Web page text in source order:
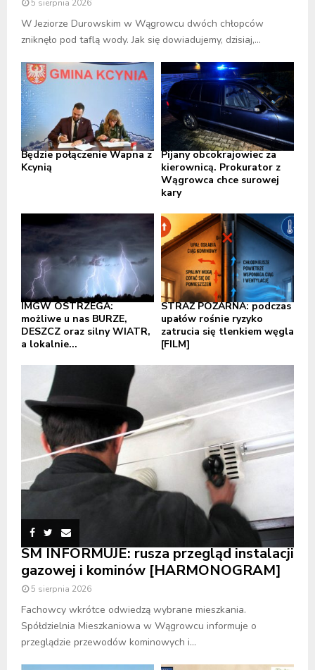
5 sierpnia 2026
W Jeziorze Durowskim w Wągrowcu dwóch chłopców
zniknęło pod taflą wody. Jak się dowiadujemy, dzisiaj,...
Będzie połączenie Wapna z
Kcynią
Pijany obcokrajowiec za
kierownicą. Prokurator z
Wągrowca chce surowej
kary
IMGW OSTRZEGA:
możliwe u nas BURZE,
DESZCZ oraz silny WIATR,
a lokalnie...
STRAŻ POŻARNA: podczas
upałów rośnie ryzyko
zatrucia się tlenkiem węgla
[FILM]
SM INFORMUJE: rusza przegląd instalacji
gazowej i kominów [HARMONOGRAM]
5 sierpnia 2026
Fachowcy wkrótce odwiedzą wybrane mieszkania.
Spółdzielnia Mieszkaniowa w Wągrowcu informuje o
przeglądzie przewodów kominowych i...